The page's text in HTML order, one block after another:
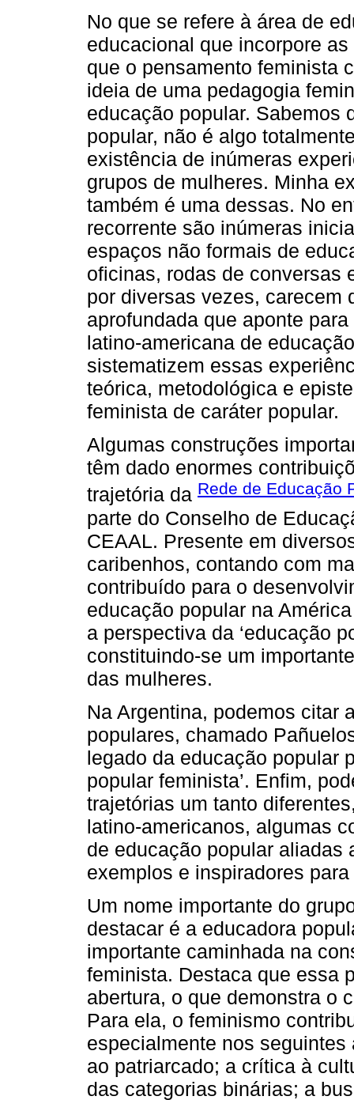
No que se refere à área de
educacional que incorpore
que o pensamento feminista
ideia de uma pedagogia
educação popular. Sabemos
popular, não é algo
existência de inúmeras
grupos de mulheres. Minha
também é uma dessas. No
recorrente são inúmeras
espaços não formais de
oficinas, rodas de conversas
por diversas vezes, carecem
aprofundada que aponte
latino-americana de
sistematizem essas
teórica, metodológica e
feminista de caráter popular.
Algumas construções
têm dado enormes
trajetória da Rede de Educação
parte do Conselho de
CEAAL. Presente em
caribenhos, contando com
contribuído para o
educação popular na
a perspectiva da ‘educação
constituindo-se um
das mulheres.
Na Argentina, podemos citar
populares, chamado
legado da educação popular
popular feminista’. Enfim,
trajetórias um tanto
latino-americanos, algumas
de educação popular aliadas
exemplos e inspiradores
Um nome importante do
destacar é a educadora
importante caminhada na
feminista. Destaca que essa
abertura, o que demonstra o
Para ela, o feminismo
especialmente nos
ao patriarcado; a crítica à
das categorias binárias; a